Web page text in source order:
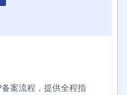
案流程，提供全程指